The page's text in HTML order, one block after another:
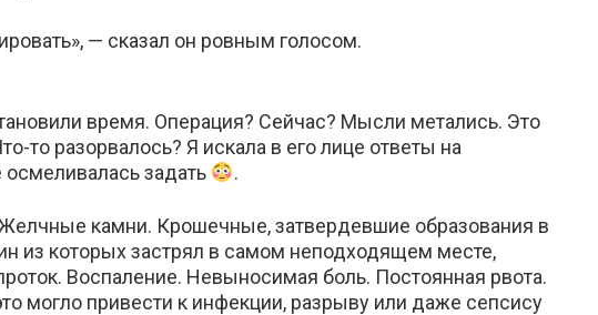
— сказал он ровным голосом.
время. Операция? Сейчас? Мысли метались. Это
то разорвалось? Я искала в его лице ответы на
задать
.
камни. Крошечные, затвердевшие образования в
из которых застрял в самом неподходящем месте,
Воспаление. Невыносимая боль. Постоянная рвота.
могло привести к инфекции, разрыву или даже сепсису